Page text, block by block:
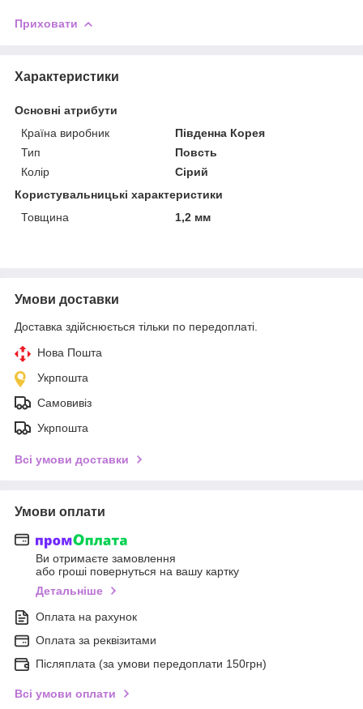
Приховати
Характеристики
Основні атрибути
Країна виробник
Південна Корея
Тип
Повсть
Колір
Сірий
Користувальницькі характеристики
Товщина
1,2 мм
Умови доставки
Доставка здійснюється тільки по передоплаті.
Нова Пошта
Укрпошта
Самовивіз
Укрпошта
Всі умови доставки
Умови оплати
Ви отримаєте замовлення
або гроші повернуться на вашу картку
Детальніше
Оплата на рахунок
Оплата за реквізитами
Післяплата (за умови передоплати 150грн)
Всі умови оплати